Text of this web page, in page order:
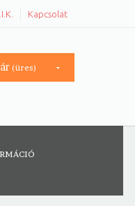
Kapcsolat
(üres)